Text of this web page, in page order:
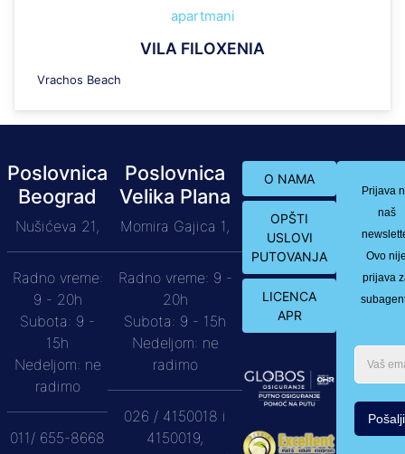
apartmani
VILA FILOXENIA
Vrachos Beach
Poslovnica
Beograd
Nušićeva 21,
Radno vreme:
9 - 20h
Subota: 9 -
15h
Nedeljom: ne
radimo
011/ 655-8668
Poslovnica
Velika Plana
Momira Gajica 1,
Radno vreme: 9 -
20h
Subota: 9 - 15h
Nedeljom: ne
radimo
026 / 4150018 i
4150019,
O NAMA
OPŠTI
USLOVI
PUTOVANJA
LICENCA
APR
Prijava
naš
Ovo
prijava
Pošalji